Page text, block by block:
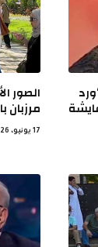
الصور
17 يونيو، 2026